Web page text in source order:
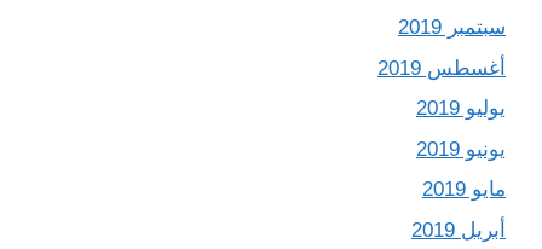
سبتمبر 2019
أغسطس 2019
يوليو 2019
يونيو 2019
مايو 2019
أبريل 2019